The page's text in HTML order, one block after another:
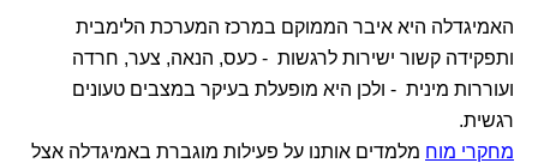
האמיגדלה היא איבר הממוקם במרכז המערכת הלימבית
ותפקידה קשור ישירות לרגשות - כעס, הנאה, צער, חרדה
ועוררות מינית - ולכן היא מופעלת בעיקר במצבים טעונים
רגשית.
מחקרי מוח מלמדים אותנו על פעילות מוגברת באמיגדלה אצל